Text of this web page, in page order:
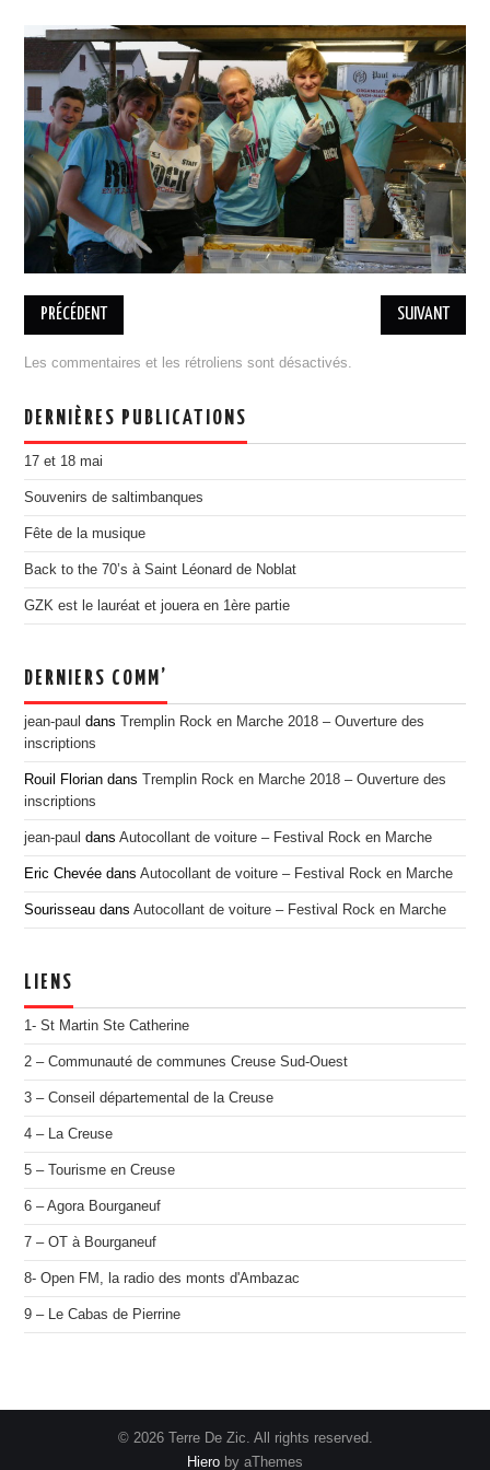
BILLETTERIE 18 MAI COBI
PRATIQUE
ASSOCIATION
L’ÉQUIPE
ADHÉSION, DON
ESPACE MEMBRES
MENTIONS LÉGALES
DESINSCRIPTION
PARTENAIRES
DEVENIR PARTENAIRE
ILS NOUS ONT SOUTENU
PORTOFOLIO
ÉDITION 2021
EDITION 2017
EDITION 2016
EDITION 2015
EDITION 2014
EDITION 2012
CONTACT
PRÉCÉDENT SUIVANT
Les commentaires et les rétroliens sont désactivés.
DERNIÈRES PUBLICATIONS
17 et 18 mai
Souvenirs de saltimbanques
Fête de la musique
Back to the 70’s à Saint Léonard de Noblat
GZK est le lauréat et jouera en 1ère partie
DERNIERS COMM’
jean-paul dansTremplin Rock en Marche 2018 – Ouverture des
inscriptions
Rouil Florian dansTremplin Rock en Marche 2018 – Ouverture des
inscriptions
jean-paul dansAutocollant de voiture – Festival Rock en Marche
Eric Chevée dansAutocollant de voiture – Festival Rock en Marche
Sourisseau dansAutocollant de voiture – Festival Rock en Marche
LIENS
1- St Martin Ste Catherine
2 – Communauté de communes Creuse Sud-Ouest
3 – Conseil départemental de la Creuse
4 – La Creuse
5 – Tourisme en Creuse
6 – Agora Bourganeuf
7 – OT à Bourganeuf
8- Open FM, la radio des monts d'Ambazac
9 – Le Cabas de Pierrine
© 2026 Terre De Zic. All rights reserved.
Hiero by aThemes